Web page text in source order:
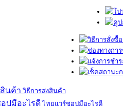
วิธีการส่งสินค้า
ไทยแวร์ชอปมีอะไรดี